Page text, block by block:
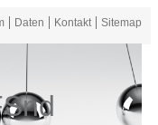
Daten Kontakt Sitemap